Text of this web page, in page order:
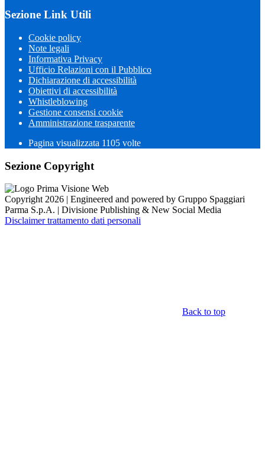
Sezione Link Utili
Cookie policy
Note legali
Informativa Privacy
Ufficio Relazioni con il Pubblico
Dichiarazione di accessibilità
Obiettivi di accessibilità
Whistleblowing
Gestione consensi cookie
Amministrazione trasparente
Pagina visualizzata 1105 volte
Sezione Copyright
Copyright 2026 | Engineered and powered by Gruppo Spaggiari
Parma S.p.A. | Divisione Publishing & New Social Media
Disclaimer trattamento dati personali
Back to top